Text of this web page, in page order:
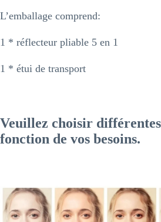
L’emballage comprend:
1 * réflecteur pliable 5 en 1
1 * étui de transport
Veuillez choisir
fonction de vos besoins.